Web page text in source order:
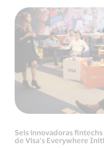
Seis innovadoras
de Visa’s Everywhere